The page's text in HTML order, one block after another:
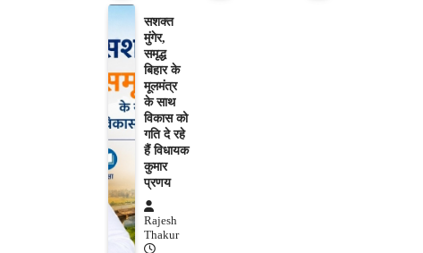
सशक्त
मुंगेर,
समृद्ध
बिहार के
मूलमंत्र
के साथ
विकास को
गति दे रहे
हैं विधायक
कुमार
प्रणय
Rajesh
Thakur